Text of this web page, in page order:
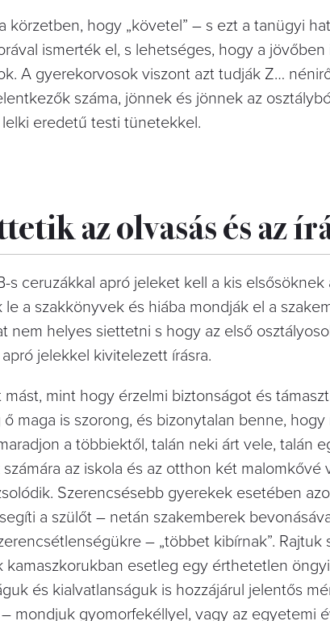
hogy „követel” – s ezt a tanügyi
ismerték el, s lehetséges, hogy a
A gyerekorvosok viszont azt tudják Z…
száma, jönnek és jönnek az
eredetű testi tünetekkel.
az olvasás és az
s ceruzákkal apró jeleket kell a kis
a szakkönyvek és hiába mondják el a
nem helyes siettetni s hogy az első
jelekkel kivitelezett írásra.
mint hogy érzelmi biztonságot és
maga is szorong, és bizonytalan benne,
a többiektől, talán neki árt vele, talán
az iskola és az otthon két malomkővé
Szerencsésebb gyerekek esetében
a szülőt – netán szakemberek
– „többet kibírnak”. Rajtuk
kamaszkorukban esetleg egy érthetetlen
és kialvatlanságuk is hozzájárul jelentős
mondjuk gyomorfekéllyel, vagy az egyetemi